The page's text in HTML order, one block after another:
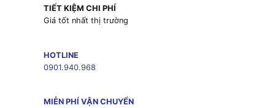
TIẾT KIỆM CHI PHÍ
Giá tốt nhất thị trường
HOTLINE
0901.940.968
MIỄN PHÍ VẬN CHUYỂN